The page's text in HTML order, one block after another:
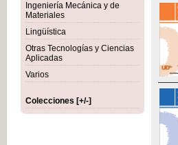
Ingeniería Mecánica y de
Materiales
Lingüística
Otras Tecnologías y Ciencias
Aplicadas
Varios
Colecciones [+/-]